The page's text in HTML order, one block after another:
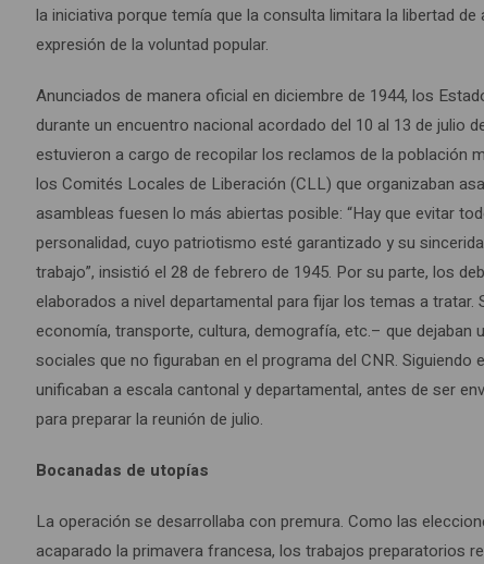
la iniciativa porque temía que la consulta limitara la libertad
expresión de la voluntad popular.
Anunciados de manera oficial en diciembre de 1944, los
durante un encuentro nacional acordado del 10 al 13 de julio
estuvieron a cargo de recopilar los reclamos de la población
los Comités Locales de Liberación (CLL) que organizaban
asambleas fuesen lo más abiertas posible: “Hay que evitar
personalidad, cuyo patriotismo esté garantizado y su
trabajo”, insistió el 28 de febrero de 1945. Por su parte, los
elaborados a nivel departamental para fijar los temas a
economía, transporte, cultura, demografía, etc.– que
sociales que no figuraban en el programa del CNR.
unificaban a escala cantonal y departamental, antes de ser
para preparar la reunión de julio.
Bocanadas de utopías
La operación se desarrollaba con premura. Como las
acaparado la primavera francesa, los trabajos preparatorios